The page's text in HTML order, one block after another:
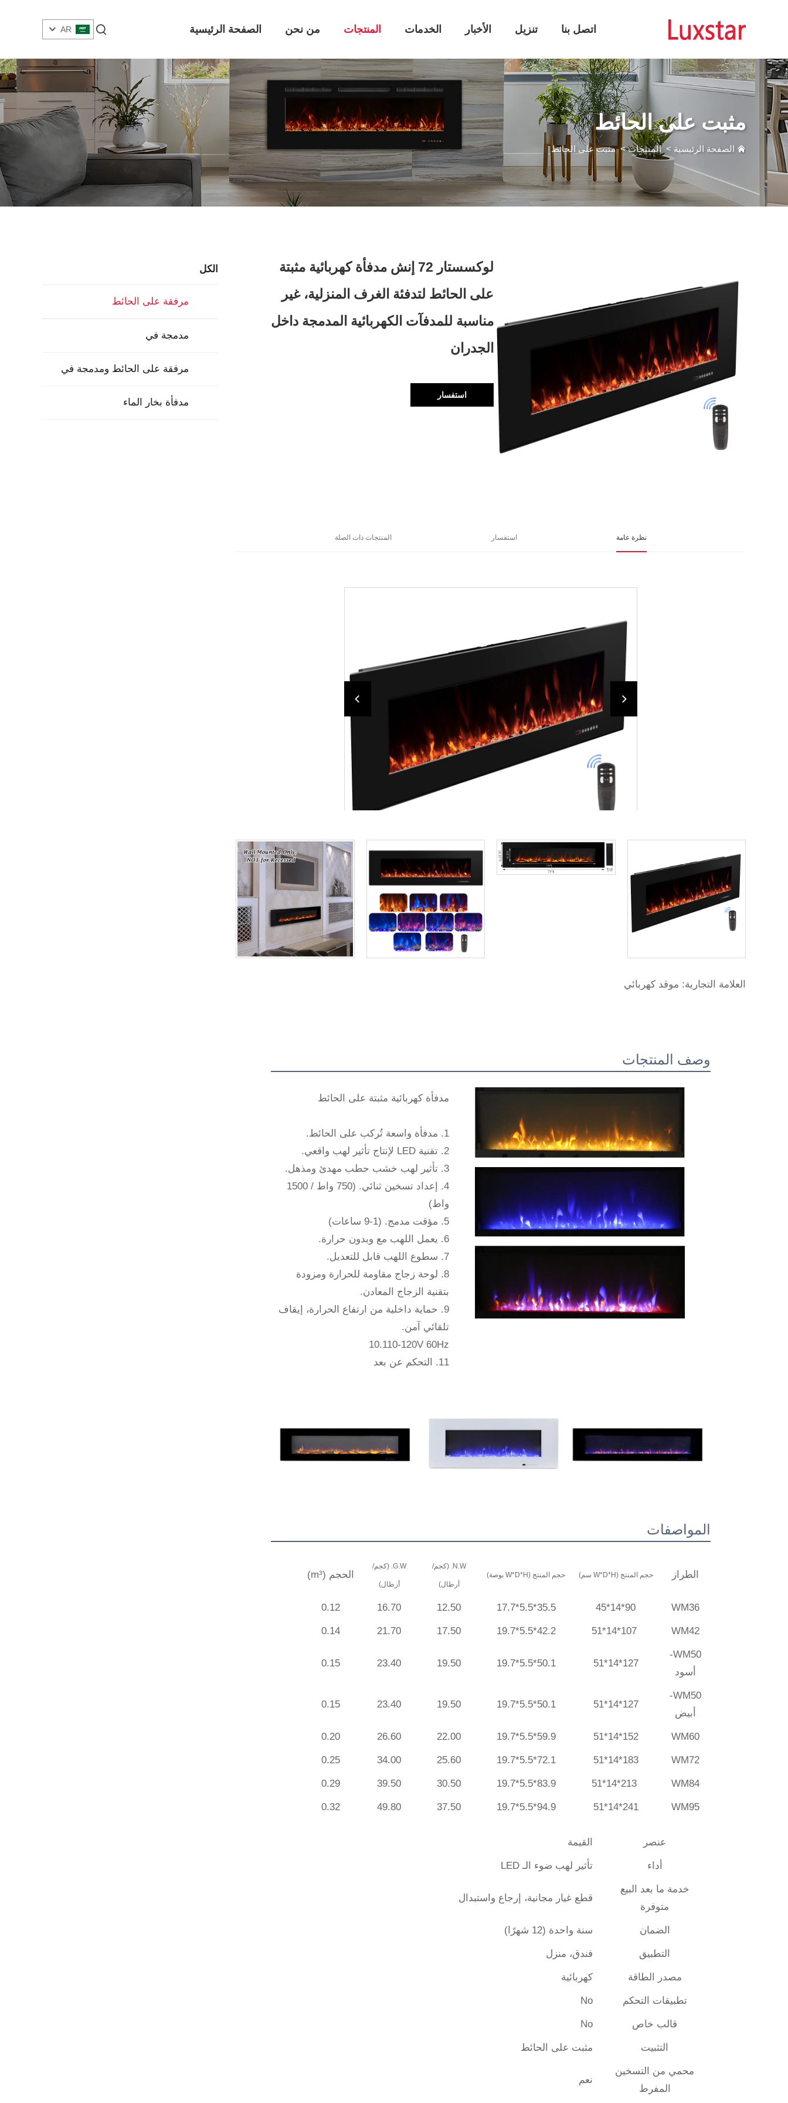
الصفحة الرئيسية من نحن المنتجات الخدمات الأخبار تنزيل اتصل بنا AR
مثبت على الحائط
الصفحة الرئيسية >المنتجات>مثبت على الحائط
الكل
مرفقة على الحائط
مدمجة في
مرفقة على الحائط ومدمجة في
مدفأة بخار الماء
لوكسستار 72 إنش مدفأة كهربائية مثبتة
على الحائط لتدفئة الغرف المنزلية، غير
مناسبة للمدفآت الكهربائية المدمجة داخل
الجدران
استفسار
نظرة عامة استفسار المنتجات ذات الصلة
العلامة التجارية: موقد كهربائي
وصف المنتجات
مدفأة كهربائية مثبتة على الحائط
1. مدفأة واسعة تُركب على الحائط.
2. تقنية LED لإنتاج تأثير لهب واقعي.
3. تأثير لهب خشب حطب مهدئ ومذهل.
4. إعداد تسخين ثنائي. (750 واط / 1500
واط)
5. مؤقت مدمج. (1-9 ساعات)
6. يعمل اللهب مع وبدون حرارة.
7. سطوع اللهب قابل للتعديل.
8. لوحة زجاج مقاومة للحرارة ومزودة
بتقنية الزجاج المعادن.
9. حماية داخلية من ارتفاع الحرارة، إيقاف
تلقائي آمن.
10.110-120V 60Hz
11. التحكم عن بعد
المواصفات
الطراز حجم المنتج (W*D*H سم) حجم المنتج (W*D*H بوصة)
N.W. (كجم/
أرطال)
G.W. (كجم/
أرطال)
الحجم (m³)
WM36
90*14*45
35.5*5.5*17.7
12.50
16.70
0.12
WM42
42.2*5.5*19.7
17.50
21.70
0.14
WM50-
أسود
127*14*51
50.1*5.5*19.7
19.50
23.40
0.15
WM50-
أبيض
127*14*51
50.1*5.5*19.7
19.50
23.40
0.15
WM60
152*14*51
59.9*5.5*19.7
22.00
26.60
0.20
WM72
183*14*51
72.1*5.5*19.7
25.60
34.00
0.25
WM84
83.9*5.5*19.7
30.50
39.50
0.29
WM95
241*14*51
94.9*5.5*19.7
37.50
49.80
0.32
عنصر القيمة
أداء تأثير لهب ضوء الـ LED
خدمة ما بعد البيع
متوفرة
قطع غيار مجانية، إرجاع واستبدال
الضمان سنة واحدة (12 شهرًا)
التطبيق فندق، منزل
مصدر الطاقة كهربائية
تطبيقات التحكم No
قالب خاص No
التثبيت مثبت على الحائط
محمي من التسخين
المفرط
نعم